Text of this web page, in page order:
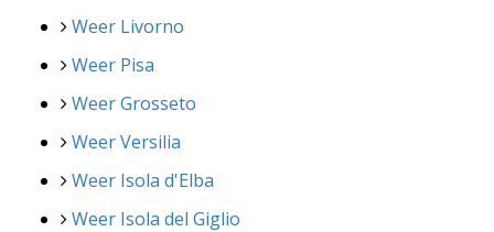
Weer Livorno
Weer Pisa
Weer Grosseto
Weer Versilia
Weer Isola d'Elba
Weer Isola del Giglio